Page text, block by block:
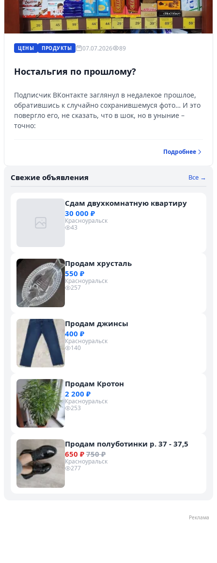
Личный кабинет
Управляйте объявлениями, отслеживайте
публикации и получайте сообщения
Войти или зарегистрироваться
ЦЕНЫ ПРОДУКТЫ 07.07.2026 89
Ностальгия по прошлому?
Подписчик ВКонтакте заглянул в недалекое прошлое,
обратившись к случайно сохранившемуся фото… И это
повергло его, не сказать, что в шок, но в уныние –
точно:
Подробнее
Свежие объявления Все →
Сдам двухкомнатную квартиру
30 000 ₽
Красноуральск
43
Продам хрусталь
550 ₽
Красноуральск
257
Продам джинсы
400 ₽
Красноуральск
140
Продам Кротон
2 200 ₽
Красноуральск
253
Продам полуботинки р. 37 - 37,5
650 ₽ 750 ₽
Красноуральск
277
Реклама